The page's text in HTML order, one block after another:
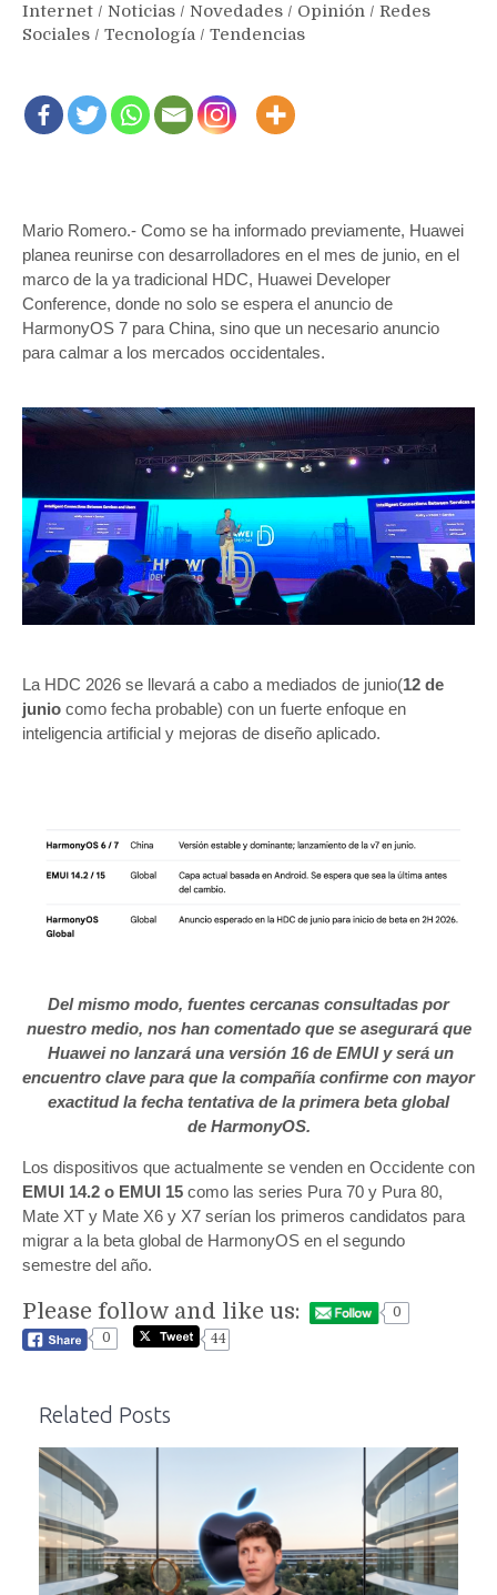
Internet / Noticias / Novedades / Opinión / Redes
Sociales / Tecnología / Tendencias
Mario Romero.- Como se ha informado previamente, Huawei
planea reunirse con desarrolladores en el mes de junio, en el
marco de la ya tradicional HDC, Huawei Developer
Conference, donde no solo se espera el anuncio de
HarmonyOS 7 para China, sino que un necesario anuncio
para calmar a los mercados occidentales.
La HDC 2026 se llevará a cabo a mediados de junio(12 de
junio como fecha probable) con un fuerte enfoque en
inteligencia artificial y mejoras de diseño aplicado.
Del mismo modo, fuentes cercanas consultadas por
nuestro medio, nos han comentado que se asegurará que
Huawei no lanzará una versión 16 de EMUI y será un
encuentro clave para que la compañía confirme con mayor
exactitud la fecha tentativa de la primera beta global
de HarmonyOS.
Los dispositivos que actualmente se venden en Occidente con
EMUI 14.2 o EMUI 15 como las series Pura 70 y Pura 80,
Mate XT y Mate X6 y X7 serían los primeros candidatos para
migrar a la beta global de HarmonyOS en el segundo
semestre del año.
Please follow and like us:
0
0
44
Related Posts